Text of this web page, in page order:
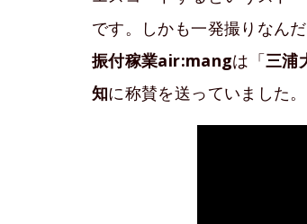
です。しかも一発撮りなんだ
振付稼業air:mangは「三浦
知に称賛を送っていました。